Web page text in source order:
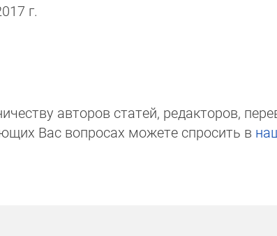
г.
авторов статей, редакто­ров,
Вас вопросах мо­же­те спросить в